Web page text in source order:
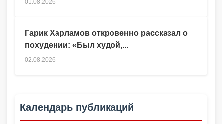
Гарик Харламов откровенно рассказал о
похудении: «Был худой,...
02.08.2026
01.08.2026
Календарь публикаций